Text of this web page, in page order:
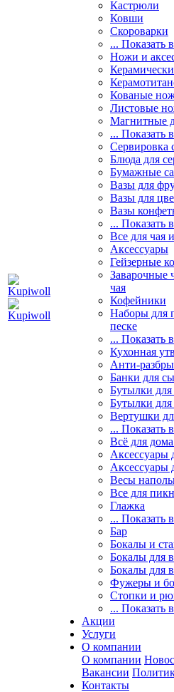
Кастрюли
Ковши
Скороварки
... Показать
Ножи и
Кованые
Листовые
Магнитные
... Показать
Сервировка
Блюда для
Бумажные
Вазы для
Вазы для
Вазы
... Показать
Все для чая
Аксессуары
Гейзерные
Заварочные
чая
Кофейники
Наборы для
песке
... Показать
Кухонная
Анти-
Банки для
Бутылки
Бутылки для
Вертушки
... Показать
Всё для
Аксессуары
Аксессуары
Весы
Все для
Глажка
... Показать
Бар
Бокалы и
Бокалы для
Бокалы для
Фужеры и
Стопки и
... Показать
Акции
Услуги
О компании
О компании
Вакансии
Контакты